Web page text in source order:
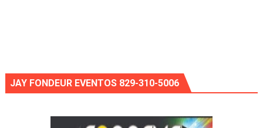
JAY FONDEUR EVENTOS 829-310-5006